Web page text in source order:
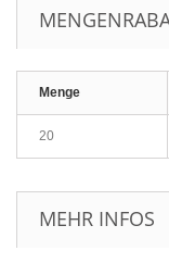
Menge
20
MEHR INFOS